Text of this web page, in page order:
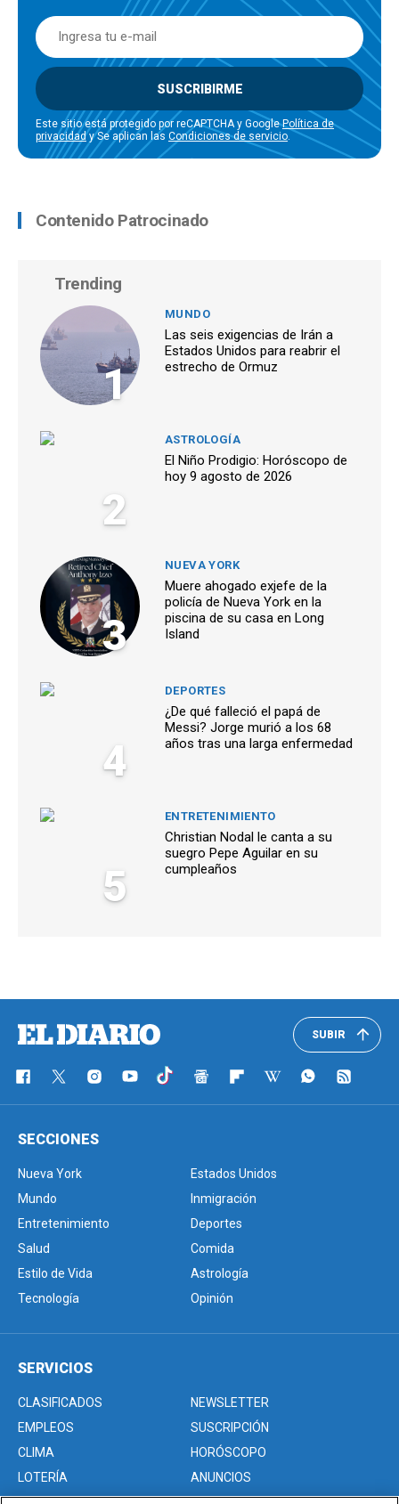
SUSCRIBIRME
Este sitio está protegido por reCAPTCHA y GooglePolítica de
privacidady Se aplican las Condiciones de servicio.
Contenido Patrocinado
Trending
1
MUNDO
Las seis exigencias de Irán a
Estados Unidos para reabrir el
estrecho de Ormuz
2
ASTROLOGÍA
El Niño Prodigio: Horóscopo de
hoy 9 agosto de 2026
3
NUEVA YORK
Muere ahogado exjefe de la
policía de Nueva York en la
piscina de su casa en Long
Island
4
DEPORTES
¿De qué falleció el papá de
Messi? Jorge murió a los 68
años tras una larga enfermedad
5
ENTRETENIMIENTO
Christian Nodal le canta a su
suegro Pepe Aguilar en su
cumpleaños
SUBIR
SECCIONES
Nueva York
Estados Unidos
Mundo
Inmigración
Entretenimiento
Deportes
Salud
Comida
Estilo de Vida
Astrología
Tecnología
Opinión
SERVICIOS
CLASIFICADOS
NEWSLETTER
EMPLEOS
SUSCRIPCIÓN
CLIMA
HORÓSCOPO
LOTERÍA
ANUNCIOS